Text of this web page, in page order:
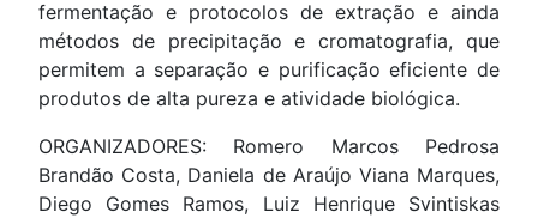
fermentação e protocolos de extração e ainda
métodos de precipitação e cromatografia, que
permitem a separação e purificação eficiente de
produtos de alta pureza e atividade biológica.
ORGANIZADORES: Romero Marcos Pedrosa
Brandão Costa, Daniela de Araújo Viana Marques,
Diego Gomes Ramos, Luiz Henrique Svintiskas